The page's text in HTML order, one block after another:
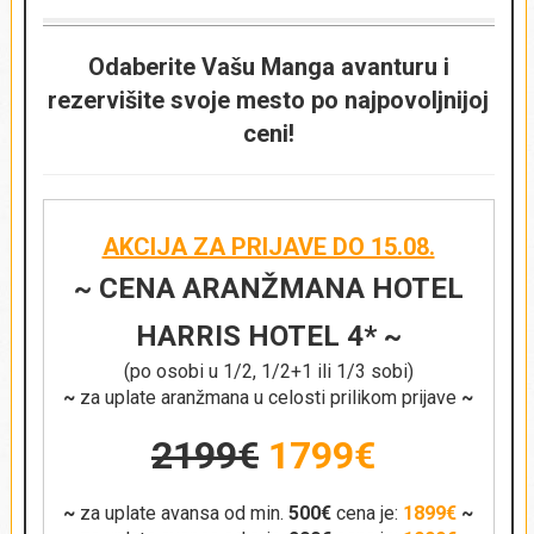
restorana, prodavnica i suvenirnica. Usluga: noćenje sa
doručkom (kontinentalni).
Proverite dostupnost željenog tipa sobe
Odaberite Vašu Manga avanturu i
rezervišite svoje mesto po najpovoljnijoj
ceni!
AKCIJA ZA PRIJAVE DO 15.08.
~ CENA ARANŽMANA HOTEL
HARRIS HOTEL 4* ~
(po osobi u 1/2, 1/2+1 ili 1/3 sobi)
~ za uplate aranžmana u celosti prilikom prijave ~
2199€ 1799€
~ za uplate avansa od min. 500€ cena je: 1899€ ~